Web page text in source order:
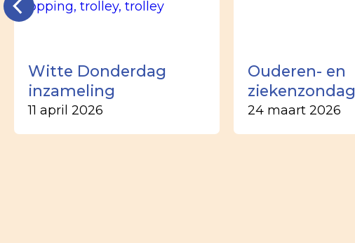
Witte Donderdag
inzameling
11 april 2026
Ouderen- en
ziekenzondag
24 maart 2026